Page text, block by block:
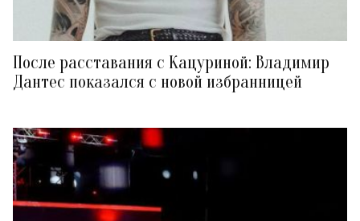
После расставания с Кацуриной: Владимир
Дантес показался с новой избранницей